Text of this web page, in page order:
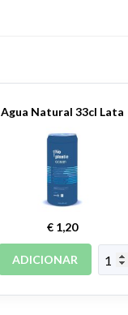
Agua Natural 33cl Lata
€ 1,20
ADICIONAR